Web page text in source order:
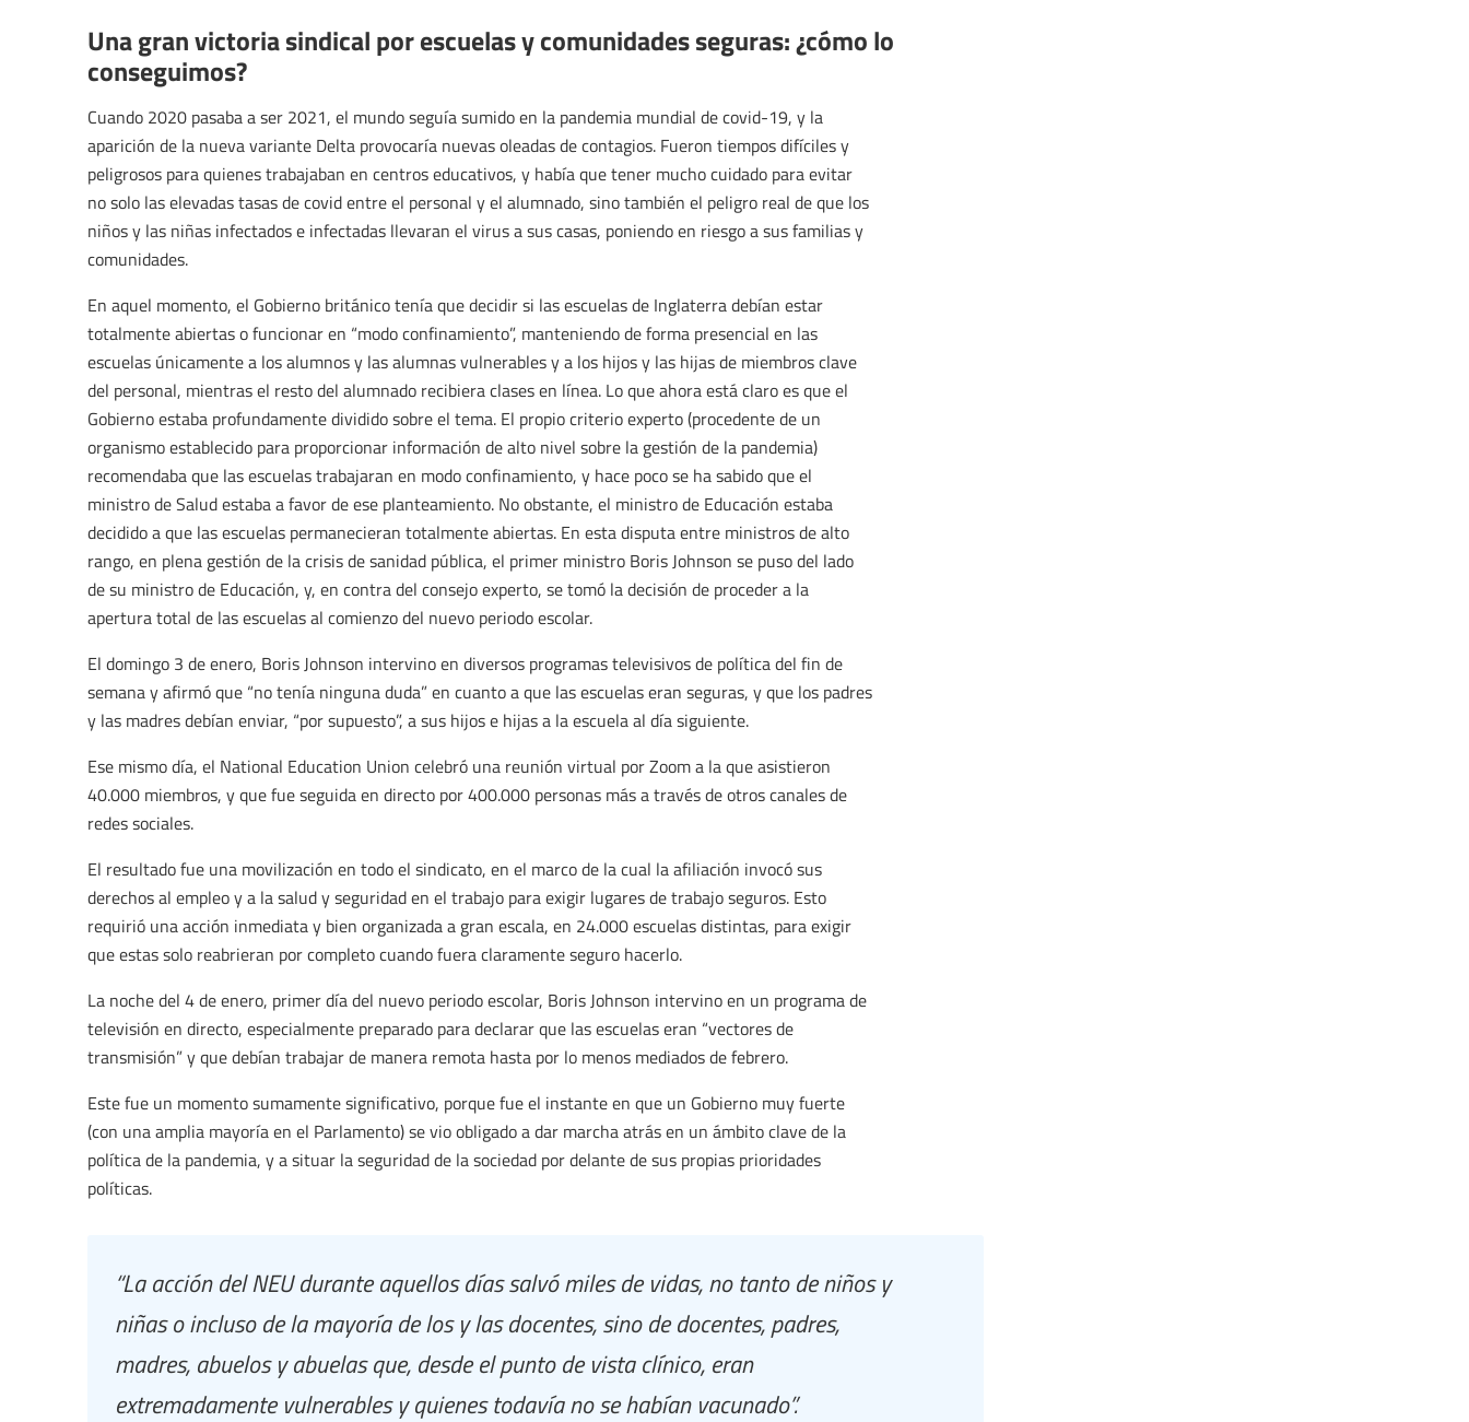
Una gran victoria sindical por escuelas y comunidades seguras: ¿cómo lo
conseguimos?
Cuando 2020 pasaba a ser 2021, el mundo seguía sumido en la pandemia mundial de covid-19, y la
aparición de la nueva variante Delta provocaría nuevas oleadas de contagios. Fueron tiempos difíciles y
peligrosos para quienes trabajaban en centros educativos, y había que tener mucho cuidado para evitar
no solo las elevadas tasas de covid entre el personal y el alumnado, sino también el peligro real de que los
niños y las niñas infectados e infectadas llevaran el virus a sus casas, poniendo en riesgo a sus familias y
comunidades.
En aquel momento, el Gobierno británico tenía que decidir si las escuelas de Inglaterra debían estar
totalmente abiertas o funcionar en “modo confinamiento”, manteniendo de forma presencial en las
escuelas únicamente a los alumnos y las alumnas vulnerables y a los hijos y las hijas de miembros clave
del personal, mientras el resto del alumnado recibiera clases en línea. Lo que ahora está claro es que el
Gobierno estaba profundamente dividido sobre el tema. El propio criterio experto (procedente de un
organismo establecido para proporcionar información de alto nivel sobre la gestión de la pandemia)
recomendaba que las escuelas trabajaran en modo confinamiento, y hace poco se ha sabido que el
ministro de Salud estaba a favor de ese planteamiento. No obstante, el ministro de Educación estaba
decidido a que las escuelas permanecieran totalmente abiertas. En esta disputa entre ministros de alto
rango, en plena gestión de la crisis de sanidad pública, el primer ministro Boris Johnson se puso del lado
de su ministro de Educación, y, en contra del consejo experto, se tomó la decisión de proceder a la
apertura total de las escuelas al comienzo del nuevo periodo escolar.
El domingo 3 de enero, Boris Johnson intervino en diversos programas televisivos de política del fin de
semana y afirmó que “no tenía ninguna duda” en cuanto a que las escuelas eran seguras, y que los padres
y las madres debían enviar, “por supuesto”, a sus hijos e hijas a la escuela al día siguiente.
Ese mismo día, el National Education Union celebró una reunión virtual por Zoom a la que asistieron
40.000 miembros, y que fue seguida en directo por 400.000 personas más a través de otros canales de
redes sociales.
El resultado fue una movilización en todo el sindicato, en el marco de la cual la afiliación invocó sus
derechos al empleo y a la salud y seguridad en el trabajo para exigir lugares de trabajo seguros. Esto
requirió una acción inmediata y bien organizada a gran escala, en 24.000 escuelas distintas, para exigir
que estas solo reabrieran por completo cuando fuera claramente seguro hacerlo.
La noche del 4 de enero, primer día del nuevo periodo escolar, Boris Johnson intervino en un programa de
televisión en directo, especialmente preparado para declarar que las escuelas eran “vectores de
transmisión” y que debían trabajar de manera remota hasta por lo menos mediados de febrero.
Este fue un momento sumamente significativo, porque fue el instante en que un Gobierno muy fuerte
(con una amplia mayoría en el Parlamento) se vio obligado a dar marcha atrás en un ámbito clave de la
política de la pandemia, y a situar la seguridad de la sociedad por delante de sus propias prioridades
políticas.
“La acción del NEU durante aquellos días salvó miles de vidas, no tanto de niños y
niñas o incluso de la mayoría de los y las docentes, sino de docentes, padres,
madres, abuelos y abuelas que, desde el punto de vista clínico, eran
extremadamente vulnerables y quienes todavía no se habían vacunado”.